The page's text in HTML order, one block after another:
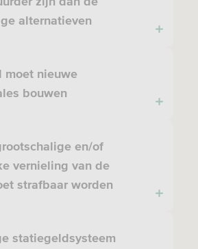
alternatieven
moet nieuwe
bouwen
en/of
vernieling van de
strafbaar worden
statiegeldsysteem